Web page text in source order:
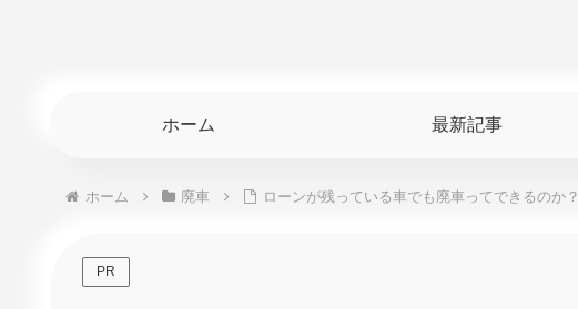
ホーム 最新記事
ホーム 廃車 ローンが残っている車でも廃車ってできるのか？
PR